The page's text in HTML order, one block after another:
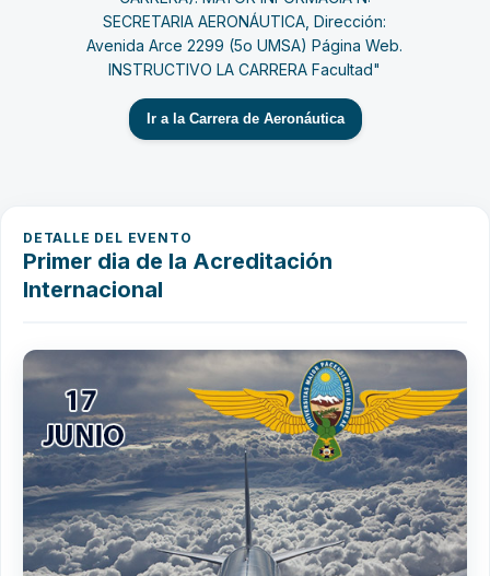
Ir a la Carrera de Aeronáutica
DETALLE DEL EVENTO
Primer dia de la Acreditación
Internacional